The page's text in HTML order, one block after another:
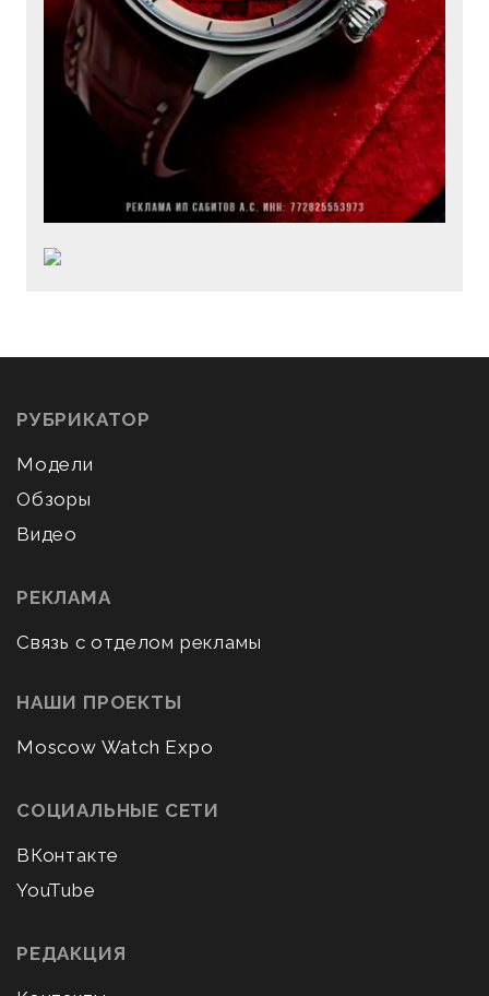
РУБРИКАТОР
Модели
Обзоры
Видео
РЕКЛАМА
Связь с отделом рекламы
НАШИ ПРОЕКТЫ
Moscow Watch Expo
СОЦИАЛЬНЫЕ СЕТИ
ВКонтакте
YouTube
РЕДАКЦИЯ